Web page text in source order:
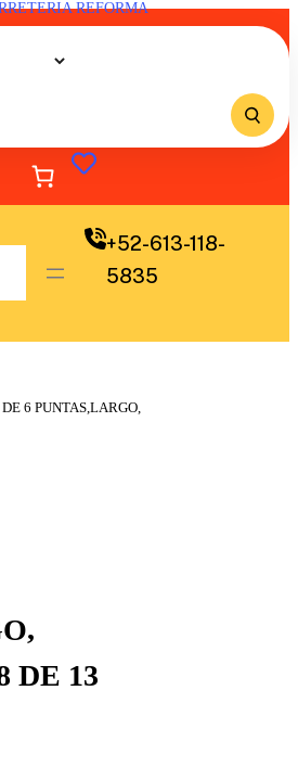
+52-613-118-
5835
6 PUNTAS,LARGO,
DE 13